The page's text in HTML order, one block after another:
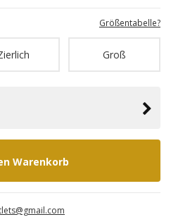
Größentabelle?
Groß
Warenkorb